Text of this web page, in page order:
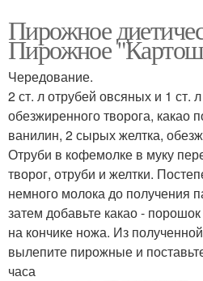
Пирожное
Пирожное
Чередование.
2 ст. л отрубей овсяных и 1 ст.
обезжиренного творога, какао
ванилин, 2 сырых желтка,
Отруби в кофемолке в муку
творог, отруби и желтки.
немного молока до получения
затем добавьте какао -
на кончике ножа. Из
вылепите пирожные и
часа